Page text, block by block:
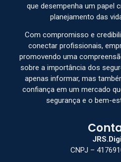
que desempenha um papel
planejamento das
Com compromisso e
conectar profissionais,
promovendo uma
sobre a importância dos
apenas informar, mas
confiança em um mercado
segurança e o bem-
CNPJ –